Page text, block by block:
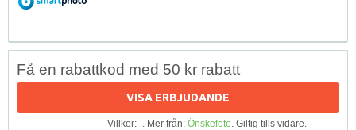
Få en rabattkod med 50 kr rabatt
VISA ERBJUDANDE
Villkor: -. Mer från: Önskefoto. Giltig tills vidare.